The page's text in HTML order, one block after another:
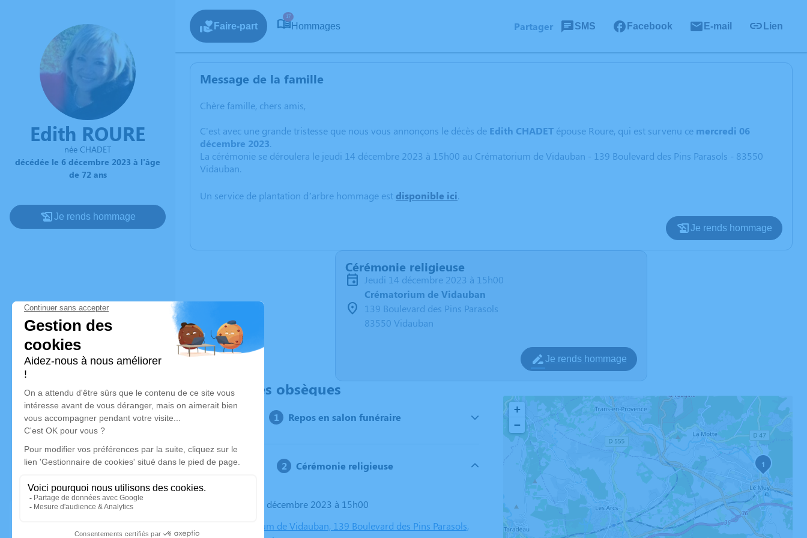
Edith ROURE
née CHADET
décédée le 6 décembre 2023 à l'âge
de 72 ans
Je rends hommage
Faire-part
17
Hommages Partager SMS Facebook E-mail Lien
Message de la famille
Chère famille, chers amis,
C'est avec une grande tristesse que nous vous annonçons le décès de Edith CHADET épouse Roure, qui est survenu ce mercredi 06
décembre 2023.
La cérémonie se déroulera le jeudi 14 décembre 2023 à 15h00 au Crématorium de Vidauban - 139 Boulevard des Pins Parasols - 83550
Vidauban.
Un service de plantation d’arbre hommage est disponible ici.
Je rends hommage
Cérémonie religieuse
jeudi 14 décembre 2023 à 15h00
Crématorium de Vidauban
139 Boulevard des Pins Parasols
83550 Vidauban
Je rends hommage
Déroulé des obsèques
Repos en salon funéraire
Cérémonie religieuse
Le jeudi 14 décembre 2023 à 15h00
Crématorium de Vidauban, 139 Boulevard des Pins Parasols,
1
+
−